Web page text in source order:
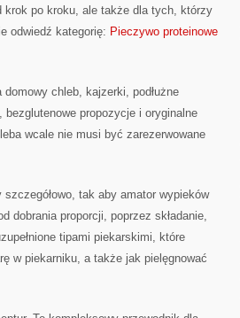
krok po kroku, ale także dla tych, którzy
odwiedź kategorię: Pieczywo proteinowe
chleb, kajzerki, podłużne
propozycje i oryginalne
wcale nie musi być zarezerwowane
tak aby amator wypieków
dobrania proporcji, poprzez składanie,
tipami piekarskimi, które
w piekarniku, a także jak pielęgnować